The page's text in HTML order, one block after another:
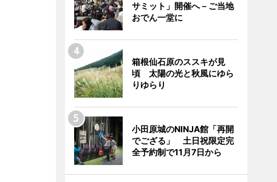
サミット」開催へ－ご当地
おでん一堂に
箱根仙石原のススキが見
頃 太陽の光と秋風にゆら
りゆらり
小田原城のNINJA館「再開
でござる」 土日祝限定完
全予約制で11月7日から